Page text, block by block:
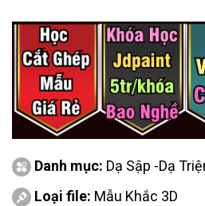
Danh mục: Dạ Sập -Dạ
Loại file: Mẫu Khắc 3D